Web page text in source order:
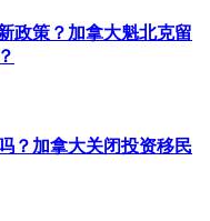
政策？加拿大魁北克留
？加拿大关闭投资移民